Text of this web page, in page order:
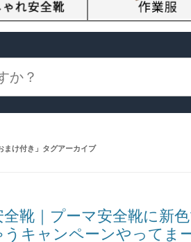
まけ付き 」タグアーカイブ
全靴｜プーマ安全靴に新
うキャンペーンやってま